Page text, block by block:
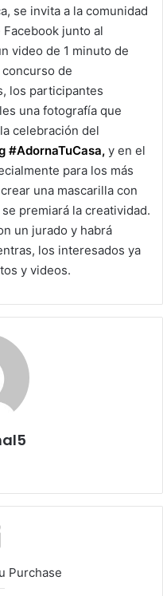
se invita a la comunidad
junto al
video de 1 minuto de
de
los participantes
una fotografía que
celebración del
#AdornaTuCasa, y en el
para los más
una mascarilla con
premiará la creatividad.
un jurado y habrá
los interesados ya
y videos.
Purchase